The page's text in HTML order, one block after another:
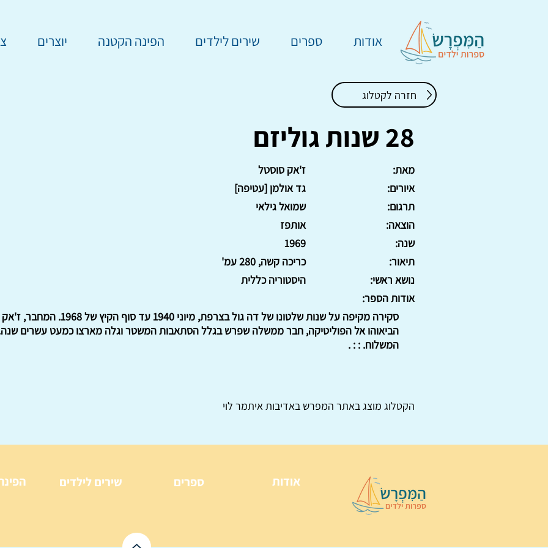
אודות ספרים שירים לילדים הפינה הקטנה יוצרים
חזרה לקטלוג
28 שנות גוליזם
ז'אק סוסטל
מאת:
גד אולמן [עטיפה]
איורים:
שמואל גילאי
תרגום:
אותפז
הוצאה:
1969
שנה:
כריכה קשה, 280 עמ'
תיאור:
היסטוריה כללית
נושא ראשי:
אודות הספר:
סקירה מקיפה על שנות שלטונו של דה
המשלוח. : : .
הקטלוג מוצג באתר המפרש באדיבות איתמר לוי
שירים לילדים ספרים אודות